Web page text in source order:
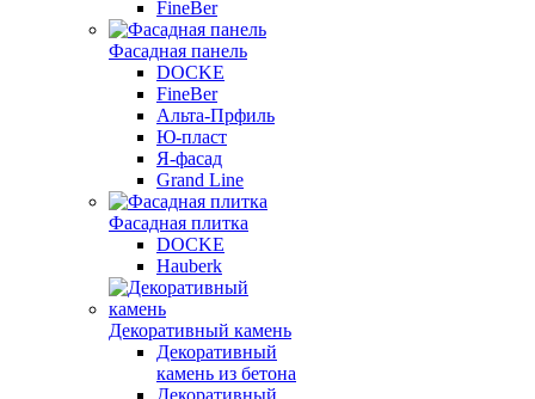
FineBer
Фасадная панель
DOCKE
FineBer
Альта-Прфиль
Ю-пласт
Я-фасад
Grand Line
Фасадная плитка
DOCKE
Hauberk
Декоративный камень
Декоративный
камень из бетона
Декоративный